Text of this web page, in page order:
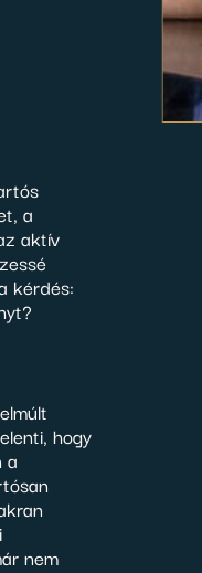
a
aktív
kérdés:
hogy
a
nem